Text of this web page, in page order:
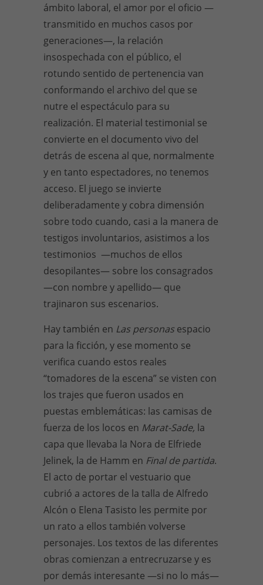
ámbito laboral, el amor por el oficio —
transmitido en muchos casos por
generaciones—, la relación
insospechada con el público, el
rotundo sentido de pertenencia van
conformando el archivo del que se
nutre el espectáculo para su
realización. El material testimonial se
convierte en el documento vivo del
detrás de escena al que, normalmente
y en tanto espectadores, no tenemos
acceso. El juego se invierte
deliberadamente y cobra dimensión
sobre todo cuando, casi a la manera de
testigos involuntarios, asistimos a los
testimonios —muchos de ellos
desopilantes— sobre los consagrados
—con nombre y apellido— que
trajinaron sus escenarios.
Hay también en Las personas espacio
para la ficción, y ese momento se
verifica cuando estos reales
“tomadores de la escena” se visten con
los trajes que fueron usados en
puestas emblemáticas: las camisas de
fuerza de los locos en Marat-Sade, la
capa que llevaba la Nora de Elfriede
Jelinek, la de Hamm en Final de partida.
El acto de portar el vestuario que
cubrió a actores de la talla de Alfredo
Alcón o Elena Tasisto les permite por
un rato a ellos también volverse
personajes. Los textos de las diferentes
obras comienzan a entrecruzarse y es
por demás interesante —si no lo más—